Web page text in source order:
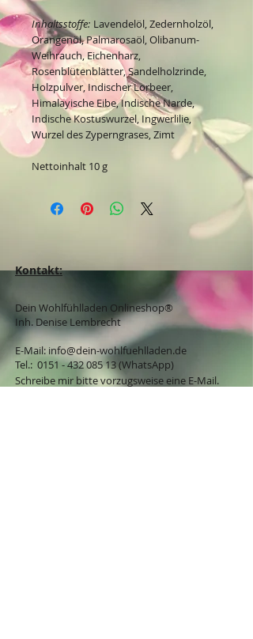
Inhaltsstoffe: Lavendelöl, Zedernholzöl,
Orangenöl, Palmarosaöl, Olibanum-
Weihrauch, Eichenharz,
Rosenblütenblätter, Sandelholzrinde,
Holzpulver, Indischer Lorbeer,
Himalayische Eibe, Indische Narde,
Indische Kostuswurzel, Ingwerlilie,
Wurzel des Zyperngrases, Zimt
Nettoinhalt 10 g
Kontakt:
Dein Wohlfühlladen Onlineshop®
Inh. Denise Lembrecht
E-Mail: info@dein-wohlfuehlladen.de
​​​​​​​​​​​​​​​​​​​​Tel.: 0151 - 432 085 13(WhatsApp)
Schreibe mir bitte vorzugsweise eine E-Mail.